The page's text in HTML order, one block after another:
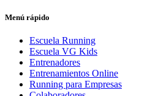
Menú rápido
Escuela Running
Escuela VG Kids
Entrenadores
Entrenamientos Online
Running para Empresas